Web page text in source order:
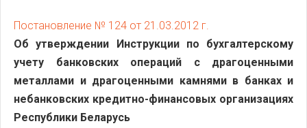
Постановление № 124 от 21.03.2012 г.
Об утверждении Инструкции по бухгалтерскому
учету банковских операций с драгоценными
металлами и драгоценными камнями в банках и
небанковских кредитно-финансовых организациях
Республики Беларусь